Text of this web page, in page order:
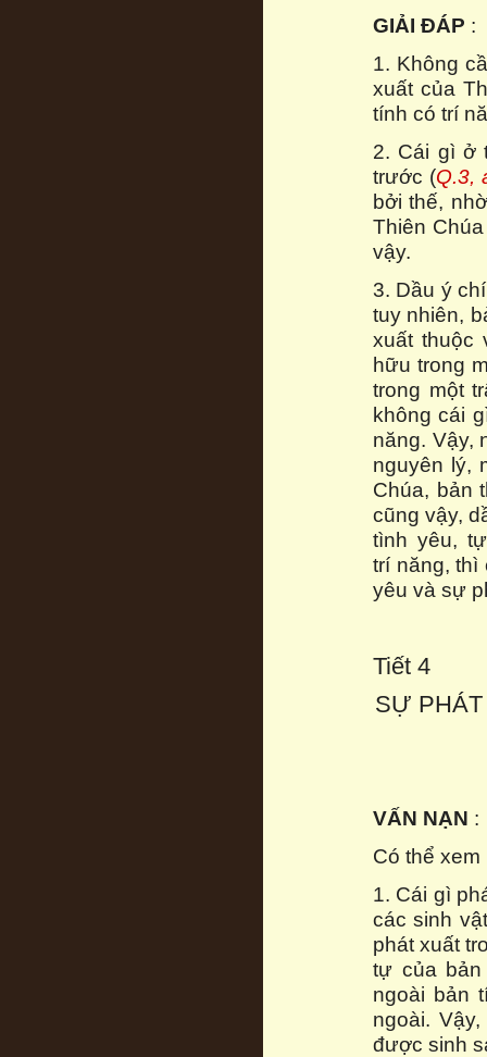
GIẢI ĐÁP :
1. Không
xuất của
tính có trí
2. Cái gì ở
trước (Q.3,
bởi thế,
Thiên
vậy.
3. Dầu ý
tuy nhiên,
xuất thuộc
hữu trong
trong một
không cái
năng. Vậy,
nguyên lý,
Chúa, bản
cũng vậy,
tình yêu,
trí năng, thì
yêu và sự
Tiết 4
SỰ
VẤN NẠN :
Có thể
1. Cái gì
các sinh
phát xuất
tự của
ngoài bản
ngoài.
được sinh